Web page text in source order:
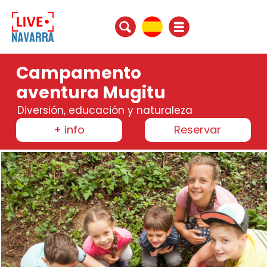
Campamento
aventura Mugitu
Diversión, educación y naturaleza
+ info Reservar